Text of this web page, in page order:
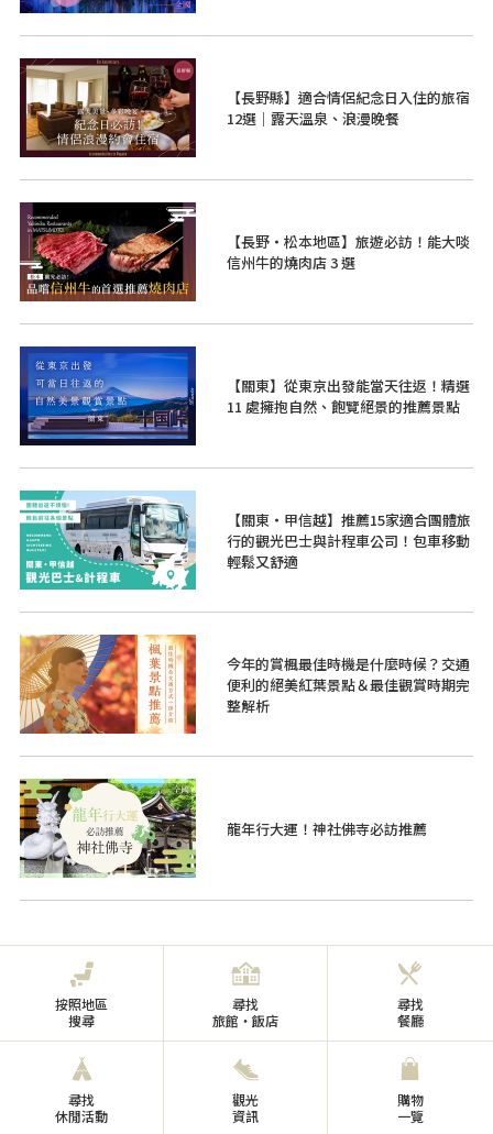
【長野縣】適合情侶紀念日入住的旅宿
12選｜露天溫泉、浪漫晚餐
【長野・松本地區】旅遊必訪！能大啖
信州牛的燒肉店 3 選
【關東】從東京出發能當天往返！精選
11 處擁抱自然、飽覽絕景的推薦景點
【關東・甲信越】推薦15家適合團體旅
行的觀光巴士與計程車公司！包車移動
輕鬆又舒適
今年的賞楓最佳時機是什麼時候？交通
便利的絕美紅葉景點＆最佳觀賞時期完
整解析
龍年行大運！神社佛寺必訪推薦
按照地區
搜尋
尋找
旅館・飯店
尋找
餐廳
尋找
休閒活動
觀光
資訊
購物
一覽